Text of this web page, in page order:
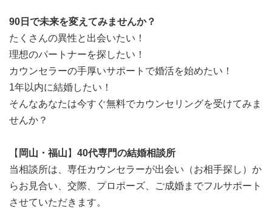
90日で未来を変えてみませんか？
たくさんの異性と出会いたい！
理想のパートナーを探したい！
カウンセラーの手厚いサポートで婚活を始めたい！
1年以内に結婚したい！
そんなあなたは今すぐ無料でカウンセリングを受けてみま
せんか？
【 岡山・福山 】 40代専門の結婚相談所
当相談所は、専任カウンセラーが出会い（お相手探し）か
らお見合い、交際、プロポーズ、ご成婚までフルサポート
させていただきます。